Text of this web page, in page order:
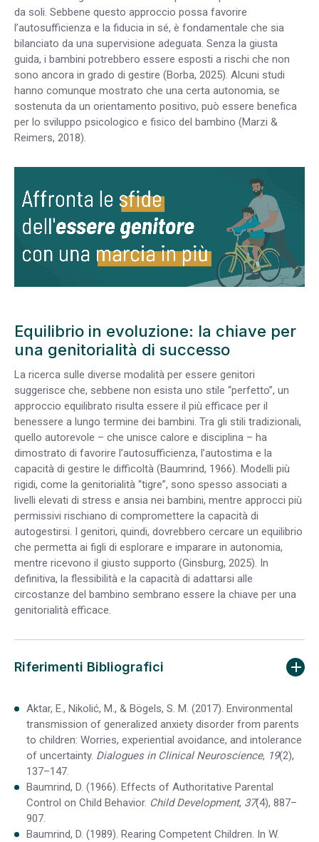
da soli. Sebbene questo approccio possa favorire
l’autosufficienza e la fiducia in sé, è fondamentale che sia
bilanciato da una supervisione adeguata. Senza la giusta
guida, i bambini potrebbero essere esposti a rischi che non
sono ancora in grado di gestire (Borba, 2025). Alcuni studi
hanno comunque mostrato che una certa autonomia, se
sostenuta da un orientamento positivo, può essere benefica
per lo sviluppo psicologico e fisico del bambino (Marzi &
Reimers, 2018).
Equilibrio in evoluzione: la chiave per
una genitorialità di successo
La ricerca sulle diverse modalità per essere genitori
suggerisce che, sebbene non esista uno stile “perfetto”, un
approccio equilibrato risulta essere il più efficace per il
benessere a lungo termine dei bambini. Tra gli stili tradizionali,
quello autorevole – che unisce calore e disciplina – ha
dimostrato di favorire l’autosufficienza, l’autostima e la
capacità di gestire le difficoltà (Baumrind, 1966). Modelli più
rigidi, come la genitorialità “tigre”, sono spesso associati a
livelli elevati di stress e ansia nei bambini, mentre approcci più
permissivi rischiano di compromettere la capacità di
autogestirsi. I genitori, quindi, dovrebbero cercare un equilibrio
che permetta ai figli di esplorare e imparare in autonomia,
mentre ricevono il giusto supporto (Ginsburg, 2025). In
definitiva, la flessibilità e la capacità di adattarsi alle
circostanze del bambino sembrano essere la chiave per una
genitorialità efficace.
Riferimenti Bibliografici
Aktar, E., Nikolić, M., & Bögels, S. M. (2017). Environmental
transmission of generalized anxiety disorder from parents
to children: Worries, experiential avoidance, and intolerance
of uncertainty. Dialogues in Clinical Neuroscience, 19(2),
137–147.
Baumrind, D. (1966). Effects of Authoritative Parental
Control on Child Behavior. Child Development, 37(4), 887–
907.
Baumrind, D. (1989). Rearing Competent Children. In W.